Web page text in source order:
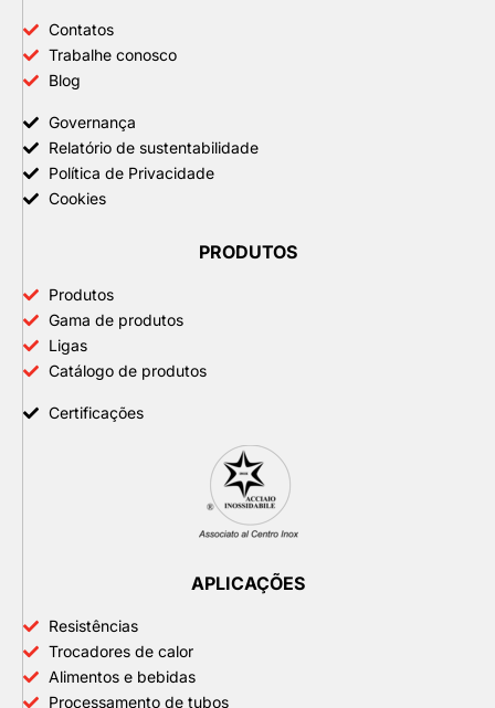
Contatos
Trabalhe conosco
Blog
Governança
Relatório de sustentabilidade
Política de Privacidade
Cookies
PRODUTOS
Produtos
Gama de produtos
Ligas
Catálogo de produtos
Certificações
APLICAÇÕES
Resistências
Trocadores de calor
Alimentos e bebidas
Processamento de tubos